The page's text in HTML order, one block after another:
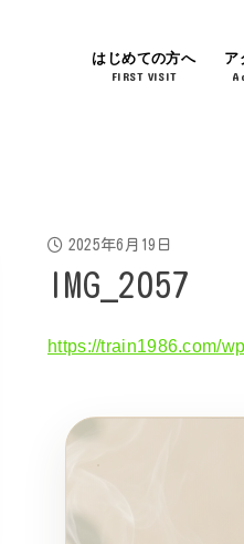
はじめての方へ
FIRST VISIT
ア
2025年6月19日
IMG_2057
https://train1986.com/